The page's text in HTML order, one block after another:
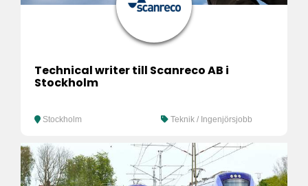
Technical writer till Scanreco AB i
Stockholm
Stockholm Teknik / Ingenjörsjobb